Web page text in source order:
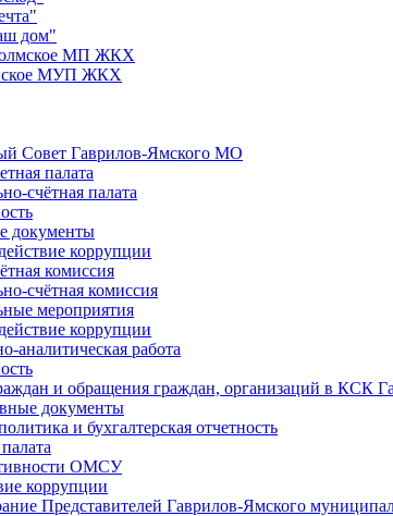
дом"
МП ЖКХ
МУП ЖКХ
Совет Гаврилов-Ямского МО
палата
счётная палата
документы
коррупции
комиссия
счётная комиссия
мероприятия
коррупции
аналитическая работа
и обращения граждан, организаций в КСК
документы
и бухгалтерская отчетность
ОМСУ
коррупции
Представителей Гаврилов-Ямского